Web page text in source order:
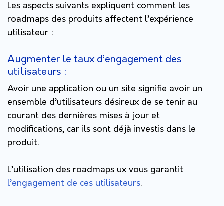
Les aspects suivants expliquent comment les
roadmaps des produits affectent l’expérience
utilisateur :
Augmenter le taux d’engagement des
utilisateurs :
Avoir une application ou un site signifie avoir un
ensemble d’utilisateurs désireux de se tenir au
courant des dernières mises à jour et
modifications, car ils sont déjà investis dans le
produit.
L’utilisation des roadmaps ux vous garantit
l’engagement de ces utilisateurs.